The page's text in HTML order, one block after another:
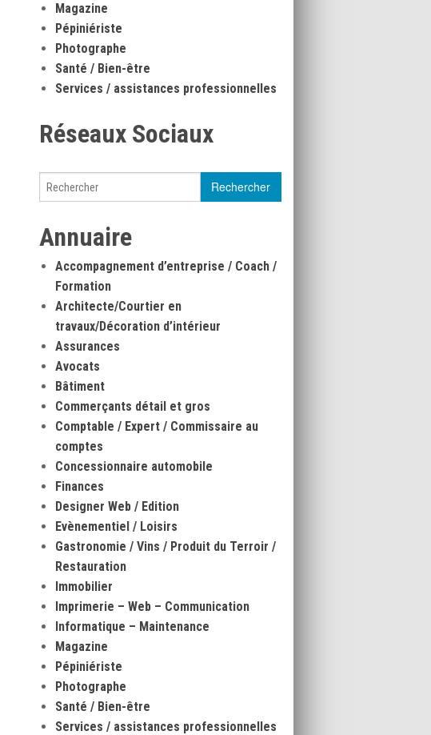
Magazine
Pépiniériste
Photographe
Santé / Bien-être
Services / assistances professionnelles
Réseaux Sociaux
Annuaire
Accompagnement d’entreprise / Coach /
Formation
Architecte/Courtier en
travaux/Décoration d’intérieur
Assurances
Avocats
Bâtiment
Commerçants détail et gros
Comptable / Expert / Commissaire au
comptes
Concessionnaire automobile
Finances
Designer Web / Edition
Evènementiel / Loisirs
Gastronomie / Vins / Produit du Terroir /
Restauration
Immobilier
Imprimerie – Web – Communication
Informatique – Maintenance
Magazine
Pépiniériste
Photographe
Santé / Bien-être
Services / assistances professionnelles